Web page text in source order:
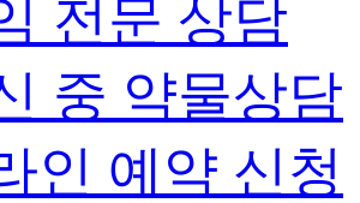
전문 상담
중 약물상담
인 예약 신청